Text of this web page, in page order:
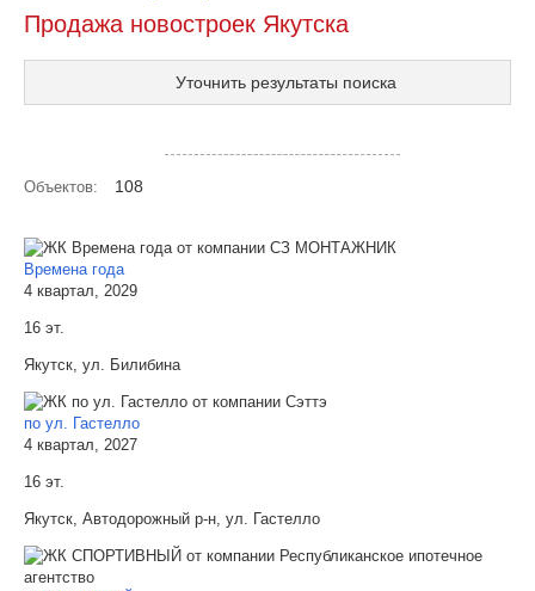
Продажа новостроек Якутска
Уточнить результаты поиска
Объектов: 108
Времена года
4 квартал, 2029
16 эт.
Якутск, ул. Билибина
по ул. Гастелло
4 квартал, 2027
16 эт.
Якутск, Автодорожный р-н, ул. Гастелло